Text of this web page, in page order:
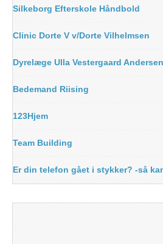
Silkeborg Efterskole Håndbold
Clinic Dorte V v/Dorte Vilhelmsen
Dyrelæge Ulla Vestergaard Andersen
Bedemand Riising
123Hjem
Team Building
Er din telefon gået i stykker? -så